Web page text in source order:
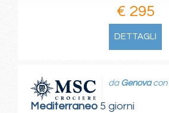
€ 295
DETTAGLI
Mediterraneo5 giorni
da Genovacon